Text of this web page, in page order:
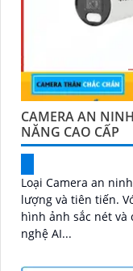
CAMERA AN
NĂNG CAO CẤP
Loại Camera an
lượng và tiên tiến. Với độ phân giải cao 4K, nó cung cấp
hình ảnh sắc nét và chi tiết. Hơn nữa,
nghệ AI...